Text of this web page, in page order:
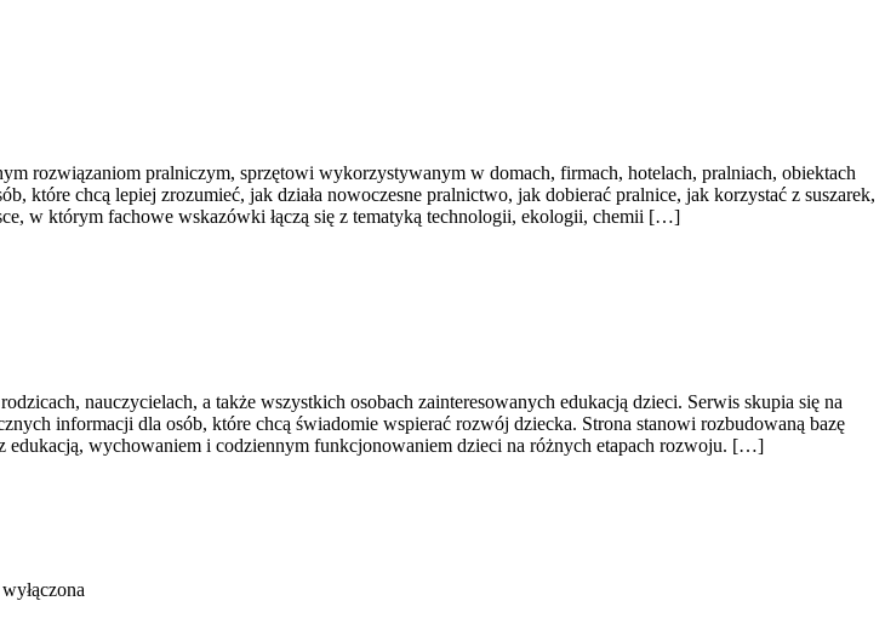
rozwiązaniom pralniczym, sprzętowi wykorzystywanym w domach, firmach, hotelach, pralniach, obiektach
które chcą lepiej zrozumieć, jak działa nowoczesne pralnictwo, jak dobierać pralnice, jak korzystać z suszarek,
w którym fachowe wskazówki łączą się z tematyką technologii, ekologii, chemii […]
nauczycielach, a także wszystkich osobach zainteresowanych edukacją dzieci. Serwis skupia się na
informacji dla osób, które chcą świadomie wspierać rozwój dziecka. Strona stanowi rozbudowaną bazę
wychowaniem i codziennym funkcjonowaniem dzieci na różnych etapach rozwoju. […]
wyłączona